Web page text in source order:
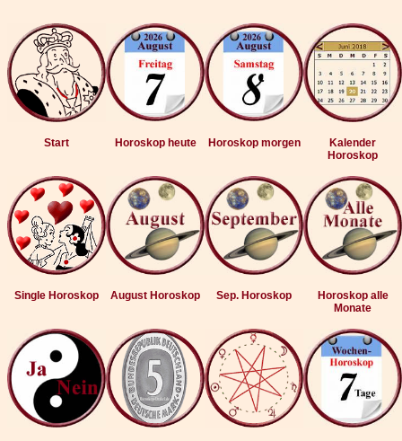
Start Horoskop heute Horoskop morgen
Kalender
Horoskop
Single Horoskop August Horoskop Sep. Horoskop
Horoskop alle
Monate